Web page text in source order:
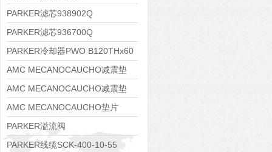
PARKER滤芯938902Q
PARKER滤芯936700Q
PARKER冷却器PWO B120THx60
AMC MECANOCAUCHO减震垫
138552
AMC MECANOCAUCHO减震垫
138551
AMC MECANOCAUCHO垫片
608074
PARKER溢流阀
RE06M35W2N1KWXG087
PARKER线缆SCK-400-10-55